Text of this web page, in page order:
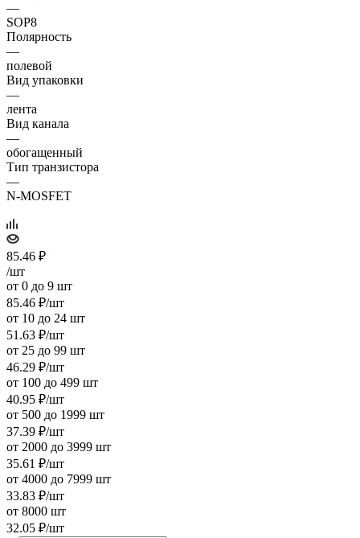
—
SOP8
Полярность
—
полевой
Вид упаковки
—
лента
Вид канала
—
обогащенный
Тип транзистора
—
N-MOSFET
85.46 ₽
/шт
от 0 до 9 шт
85.46 ₽/шт
от 10 до 24 шт
51.63 ₽/шт
от 25 до 99 шт
46.29 ₽/шт
от 100 до 499 шт
40.95 ₽/шт
от 500 до 1999 шт
37.39 ₽/шт
от 2000 до 3999 шт
35.61 ₽/шт
от 4000 до 7999 шт
33.83 ₽/шт
от 8000 шт
32.05 ₽/шт